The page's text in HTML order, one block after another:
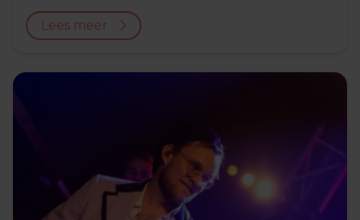
Lees meer